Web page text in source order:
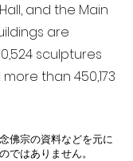
and the Main
are
sculptures
than 450,173
佛宗の資料などを元に
ではありません。